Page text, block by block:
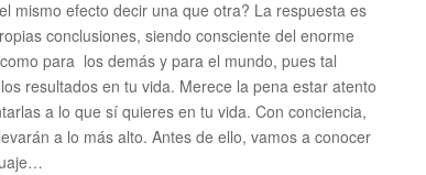
mismo efecto decir una que otra? La respuesta es
conclusiones, siendo consciente del enorme
para los demás y para el mundo, pues tal
resultados en tu vida. Merece la pena estar atento
a lo que sí quieres en tu vida. Con conciencia,
a lo más alto. Antes de ello, vamos a conocer